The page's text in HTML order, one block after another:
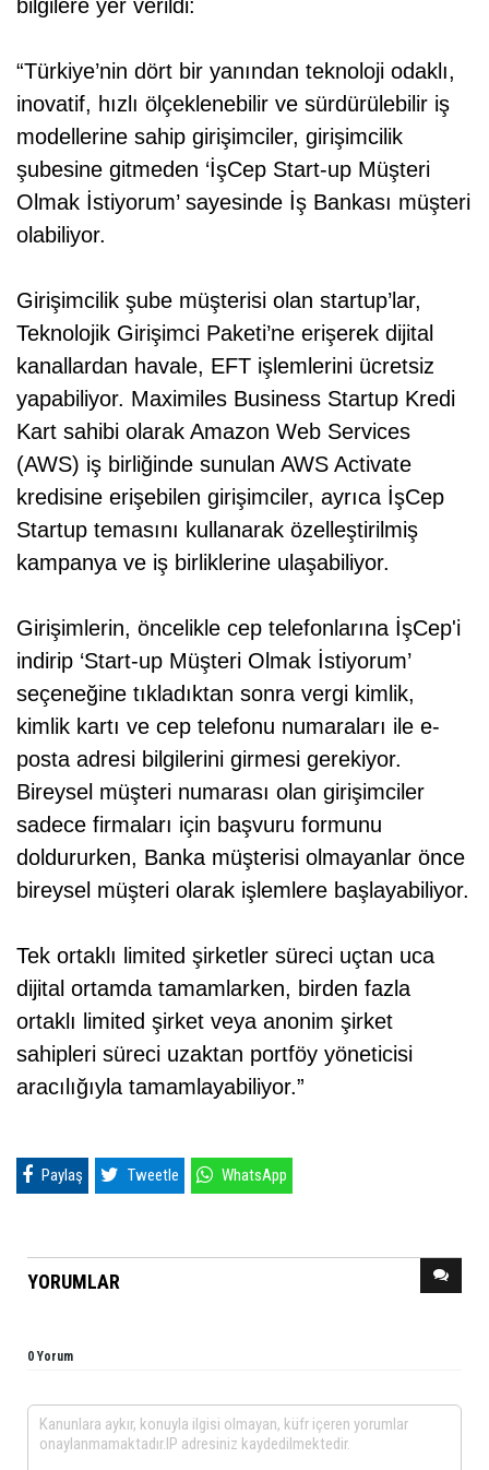
bilgilere yer verildi:
“Türkiye’nin dört bir yanından teknoloji odaklı,
inovatif, hızlı ölçeklenebilir ve sürdürülebilir iş
modellerine sahip girişimciler, girişimcilik
şubesine gitmeden ‘İşCep Start-up Müşteri
Olmak İstiyorum’ sayesinde İş Bankası müşteri
olabiliyor.
Girişimcilik şube müşterisi olan startup’lar,
Teknolojik Girişimci Paketi’ne erişerek dijital
kanallardan havale, EFT işlemlerini ücretsiz
yapabiliyor. Maximiles Business Startup Kredi
Kart sahibi olarak Amazon Web Services
(AWS) iş birliğinde sunulan AWS Activate
kredisine erişebilen girişimciler, ayrıca İşCep
Startup temasını kullanarak özelleştirilmiş
kampanya ve iş birliklerine ulaşabiliyor.
Girişimlerin, öncelikle cep telefonlarına İşCep'i
indirip ‘Start-up Müşteri Olmak İstiyorum’
seçeneğine tıkladıktan sonra vergi kimlik,
kimlik kartı ve cep telefonu numaraları ile e-
posta adresi bilgilerini girmesi gerekiyor.
Bireysel müşteri numarası olan girişimciler
sadece firmaları için başvuru formunu
doldururken, Banka müşterisi olmayanlar önce
bireysel müşteri olarak işlemlere başlayabiliyor.
Tek ortaklı limited şirketler süreci uçtan uca
dijital ortamda tamamlarken, birden fazla
ortaklı limited şirket veya anonim şirket
sahipleri süreci uzaktan portföy yöneticisi
aracılığıyla tamamlayabiliyor.”
Paylaş Tweetle WhatsApp
YORUMLAR
0 Yorum